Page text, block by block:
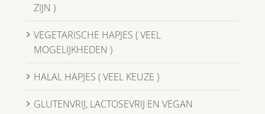
ZIJN )
VEGETARISCHE HAPJES ( VEEL
MOGELIJKHEDEN )
HALAL HAPJES ( VEEL KEUZE )
GLUTENVRIJ, LACTOSEVRIJ EN VEGAN